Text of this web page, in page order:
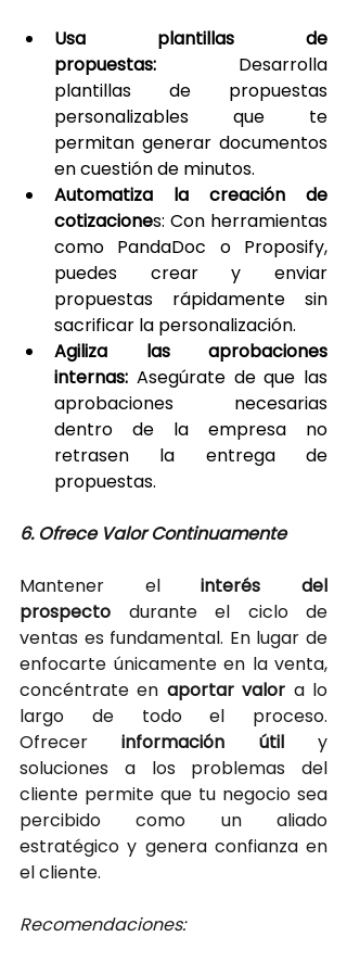
Usa plantillas de
propuestas: Desarrolla
plantillas de propuestas
personalizables que te
permitan generar documentos
en cuestión de minutos.
Automatiza la creación de
cotizaciones: Con herramientas
como PandaDoc o Proposify,
puedes crear y enviar
propuestas rápidamente sin
sacrificar la personalización.
Agiliza las aprobaciones
internas: Asegúrate de que las
aprobaciones necesarias
dentro de la empresa no
retrasen la entrega de
propuestas.
6. Ofrece Valor Continuamente
Mantener el interés del
prospecto durante el ciclo de
ventas es fundamental. En lugar de
enfocarte únicamente en la venta,
concéntrate en aportar valor a lo
largo de todo el proceso.
Ofrecer información útil y
soluciones a los problemas del
cliente permite que tu negocio sea
percibido como un aliado
estratégico y genera confianza en
el cliente.
Recomendaciones: